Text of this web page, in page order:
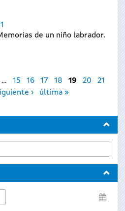
de un niño labrador.
… 15 16 17 18 19 20
21
› última »